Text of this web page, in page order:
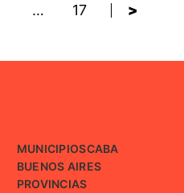
… 17 >
MUNICIPIOSCABA
BUENOS AIRES
PROVINCIAS